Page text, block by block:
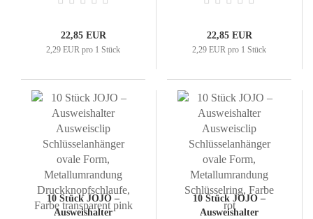
Schlüsselanhänger ovale
Metallumrandung
Druckknopfschlaufe,
22,85 EUR
2,29 EUR pro 1 Stück
Schlüsselanhänger ovale
Metallumrandung
Druckknopfschlaufe,
22,85 EUR
2,29 EUR pro 1 Stück
10 Stück JOJO –
Ausweishalter
10 Stück JOJO –
Ausweishalter